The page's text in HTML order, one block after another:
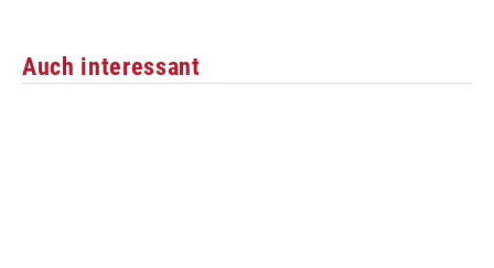
Auch interessant